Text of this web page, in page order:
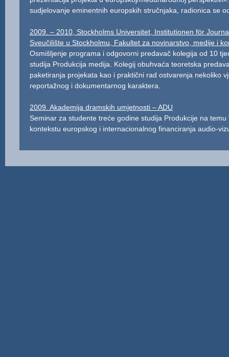
sudjelovanje eminentnih europskih stručnjaka, radionica se
2009. – 2010, Stockholms Universitet, Institutionen för
Sveučilište u Stockholmu, Fakultet za novinarstvo, medije i
Osmišljenje programa i odgovorni predavač kolegija od 10
studija Produkcija medija. Kolegij obuhvaća teoretska
paketiranja projekata kao i praktični rad ostvarenja nekoliko
reportažnog i dokumentarnog karaktera.
2009. Akademija dramskih umjetnosti – ADU
Seminar za studente treće godine studija Produkcije na
kontekstu europskog i internacionalnog financiranja audio-